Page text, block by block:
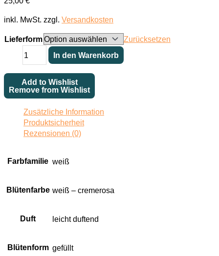
inkl. MwSt. zzgl. Versandkosten
Lieferform
Zurücksetzen
Blanche
Lafitte
Menge
In den Warenkorb
Add to Wishlist
Remove from Wishlist
Zusätzliche Information
Produktsicherheit
Rezensionen (0)
Farbfamilie weiß
Blütenfarbe weiß – cremerosa
Duft leicht duftend
Blütenform gefüllt